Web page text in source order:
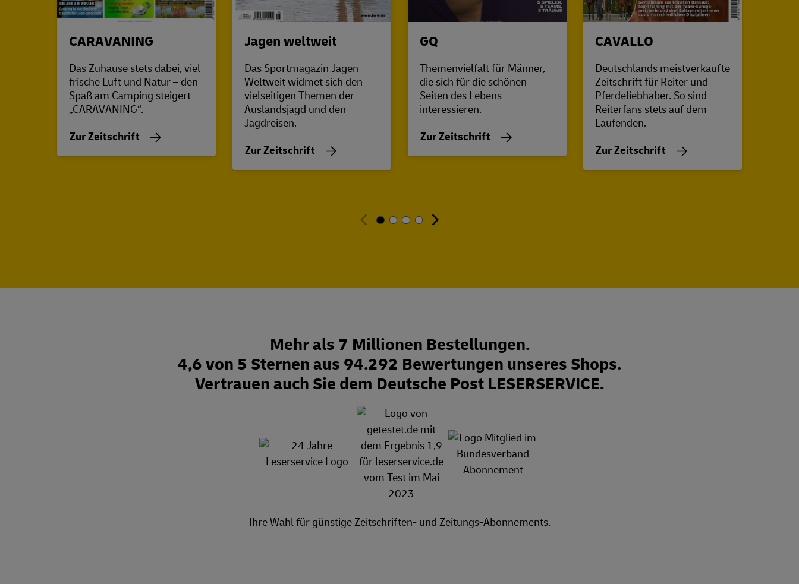
CARAVANING
Das Zuhause stets dabei, viel
frische Luft und Natur – den
Spaß am Camping steigert
„CARAVANING“.
Zur Zeitschrift
Jagen weltweit
Das Sportmagazin Jagen
Weltweit widmet sich den
vielseitigen Themen der
Auslandsjagd und den
Jagdreisen.
Zur Zeitschrift
GQ
Themenvielfalt für Männer,
die sich für die schönen
Seiten des Lebens
interessieren.
Zur Zeitschrift
CAVALLO
Deutschlands meistverkaufte
Zeitschrift für Reiter und
Pferdeliebhaber. So sind
Reiterfans stets auf dem
Laufenden.
Zur Zeitschrift
Mehr als 7 Millionen Bestellungen.
4,6 von 5 Sternen aus 94.292 Bewertungen unseres Shops.
Vertrauen auch Sie dem Deutsche Post LESERSERVICE.
Ihre Wahl für günstige Zeitschriften- und Zeitungs-Abonnements.